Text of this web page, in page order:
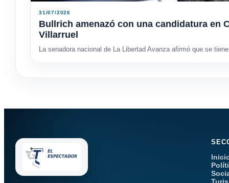
31/07/2026
Bullrich amenazó con una candidatura en
Villarruel
La senadora nacional de La Libertad Avanza afirmó que se